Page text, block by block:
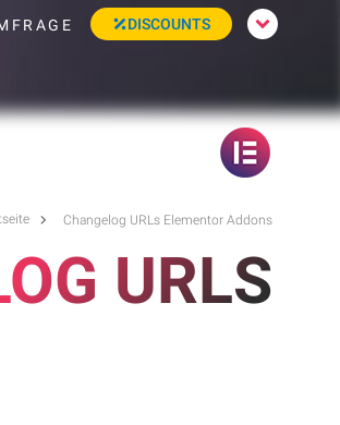
DISCOUNTS
Changelog URLs Elementor Addons
URLS